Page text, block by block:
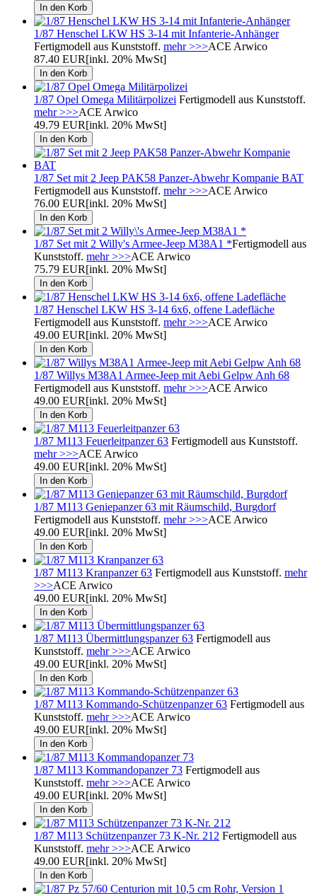
1/87 Henschel LKW HS 3-14 mit Infanterie-Anhänger
Fertigmodell aus Kunststoff. mehr >>>ACE Arwico
87.40 EUR[inkl. 20% MwSt]
1/87 Opel Omega Militärpolizei Fertigmodell aus Kunststoff.
mehr >>>ACE Arwico
49.79 EUR[inkl. 20% MwSt]
1/87 Set mit 2 Jeep PAK58 Panzer-Abwehr Kompanie BAT
Fertigmodell aus Kunststoff. mehr >>>ACE Arwico
76.00 EUR[inkl. 20% MwSt]
1/87 Set mit 2 Willy's Armee-Jeep M38A1 *Fertigmodell aus
Kunststoff. mehr >>>ACE Arwico
75.79 EUR[inkl. 20% MwSt]
1/87 Henschel LKW HS 3-14 6x6, offene Ladefläche
Fertigmodell aus Kunststoff. mehr >>>ACE Arwico
49.00 EUR[inkl. 20% MwSt]
1/87 Willys M38A1 Armee-Jeep mit Aebi Gelpw Anh 68
Fertigmodell aus Kunststoff. mehr >>>ACE Arwico
49.00 EUR[inkl. 20% MwSt]
1/87 M113 Feuerleitpanzer 63 Fertigmodell aus Kunststoff.
mehr >>>ACE Arwico
49.00 EUR[inkl. 20% MwSt]
1/87 M113 Geniepanzer 63 mit Räumschild, Burgdorf
Fertigmodell aus Kunststoff. mehr >>>ACE Arwico
49.00 EUR[inkl. 20% MwSt]
1/87 M113 Kranpanzer 63 Fertigmodell aus Kunststoff. mehr
>>>ACE Arwico
49.00 EUR[inkl. 20% MwSt]
1/87 M113 Übermittlungspanzer 63 Fertigmodell aus
Kunststoff. mehr >>>ACE Arwico
49.00 EUR[inkl. 20% MwSt]
1/87 M113 Kommando-Schützenpanzer 63 Fertigmodell aus
Kunststoff. mehr >>>ACE Arwico
49.00 EUR[inkl. 20% MwSt]
1/87 M113 Kommandopanzer 73 Fertigmodell aus
Kunststoff. mehr >>>ACE Arwico
49.00 EUR[inkl. 20% MwSt]
1/87 M113 Schützenpanzer 73 K-Nr. 212 Fertigmodell aus
Kunststoff. mehr >>>ACE Arwico
49.00 EUR[inkl. 20% MwSt]